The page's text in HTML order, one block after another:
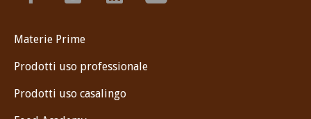
Materie Prime
Prodotti uso professionale
Prodotti uso casalingo